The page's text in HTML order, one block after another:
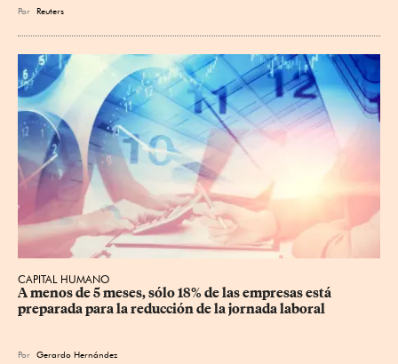
Por Reuters
CAPITAL HUMANO
A menos de 5 meses, sólo 18% de las empresas está
preparada para la reducción de la jornada laboral
Por Gerardo Hernández